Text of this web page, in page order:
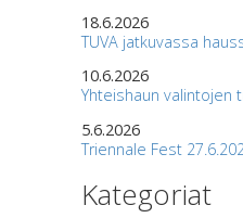
18.6.2026
TUVA jatkuvassa
10.6.2026
Yhteishaun valintojen
5.6.2026
Triennale Fest
Kategoriat